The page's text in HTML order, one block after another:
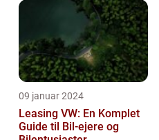
09 januar 2024
Leasing VW: En Komplet
Guide til Bil-ejere og